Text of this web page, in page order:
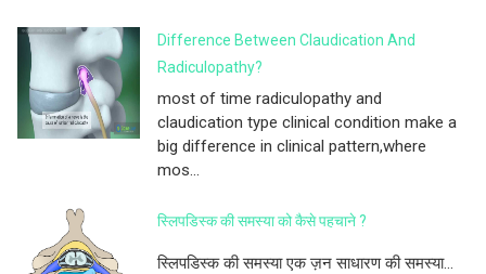
Difference Between Claudication And
Radiculopathy?
most of time radiculopathy and
claudication type clinical condition make a
big difference in clinical pattern,where
mos...
स्लिपडिस्क की समस्या को कैसे पहचाने ?
स्लिपडिस्क की समस्या एक ज़न साधारण की समस्या...